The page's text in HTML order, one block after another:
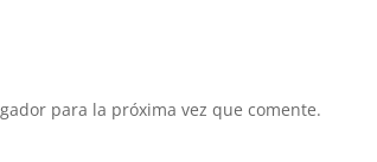
para la próxima vez que comente.